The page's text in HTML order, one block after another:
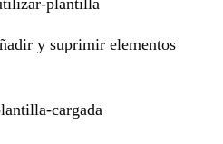
y suprimir elementos